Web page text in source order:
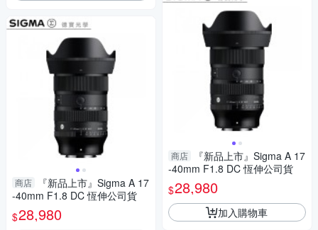
商店
『新品上市』Sigma A 17
-40mm F1.8 DC 恆伸公司貨
$28,980
商店
『新品上市』Sigma A 17
-40mm F1.8 DC 恆伸公司貨
$28,980
加入購物車